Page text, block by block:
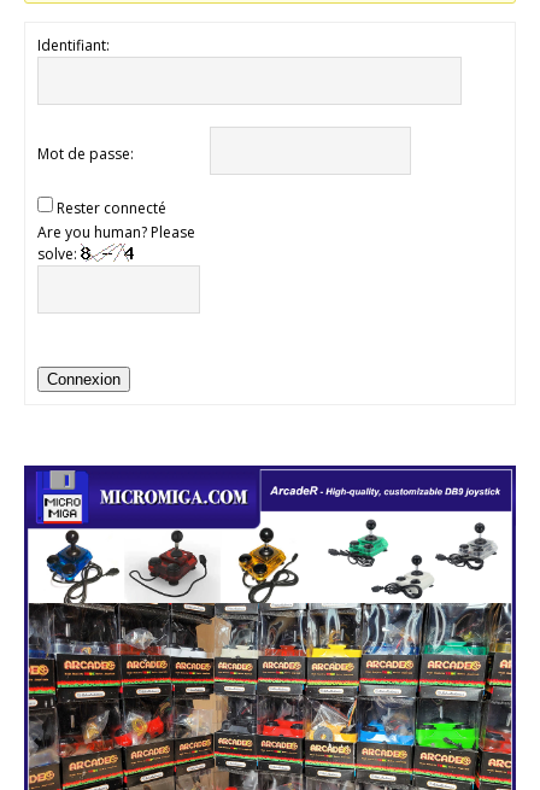
Identifiant:
Mot de passe:
Rester connecté
Are you human? Please
solve:
Connexion